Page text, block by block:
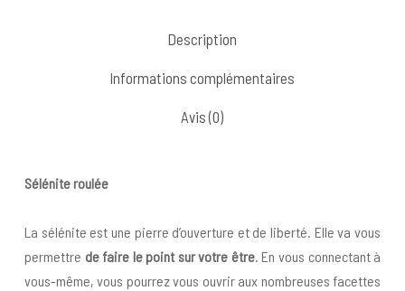
Description
Informations complémentaires
Avis (0)
Sélénite roulée
La sélénite est une pierre d’ouverture et de liberté. Elle va vous
permettre de faire le point sur votre être. En vous connectant à
vous-même, vous pourrez vous ouvrir aux nombreuses facettes